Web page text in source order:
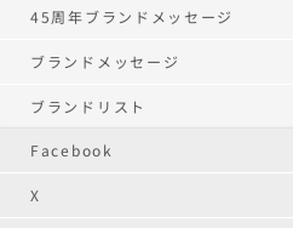
45周年ブランドメッセージ
ブランドメッセージ
ブランドリスト
Facebook
X